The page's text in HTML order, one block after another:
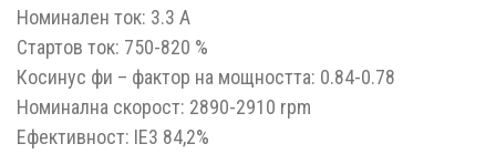
Номинален ток: 3.3 A
Стартов ток: 750-820 %
Косинус фи – фактор на мощността: 0.84-0.78
Номинална скорост: 2890-2910 rpm
Ефективност: IE3 84,2%